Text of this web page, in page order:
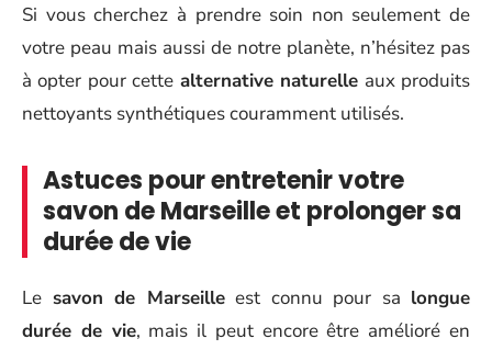
Si vous cherchez à prendre soin non seulement de
votre peau mais aussi de notre planète, n’hésitez pas
à opter pour cette alternative naturelle aux produits
nettoyants synthétiques couramment utilisés.
Astuces pour entretenir votre
savon de Marseille et prolonger sa
durée de vie
Le savon de Marseilleest connu pour sa longue
durée de vie, mais il peut encore être amélioré en